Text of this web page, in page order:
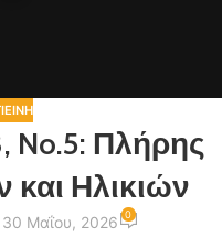
No.5: Πλήρης
Ηλικιών
30 Μαΐου, 2026 0